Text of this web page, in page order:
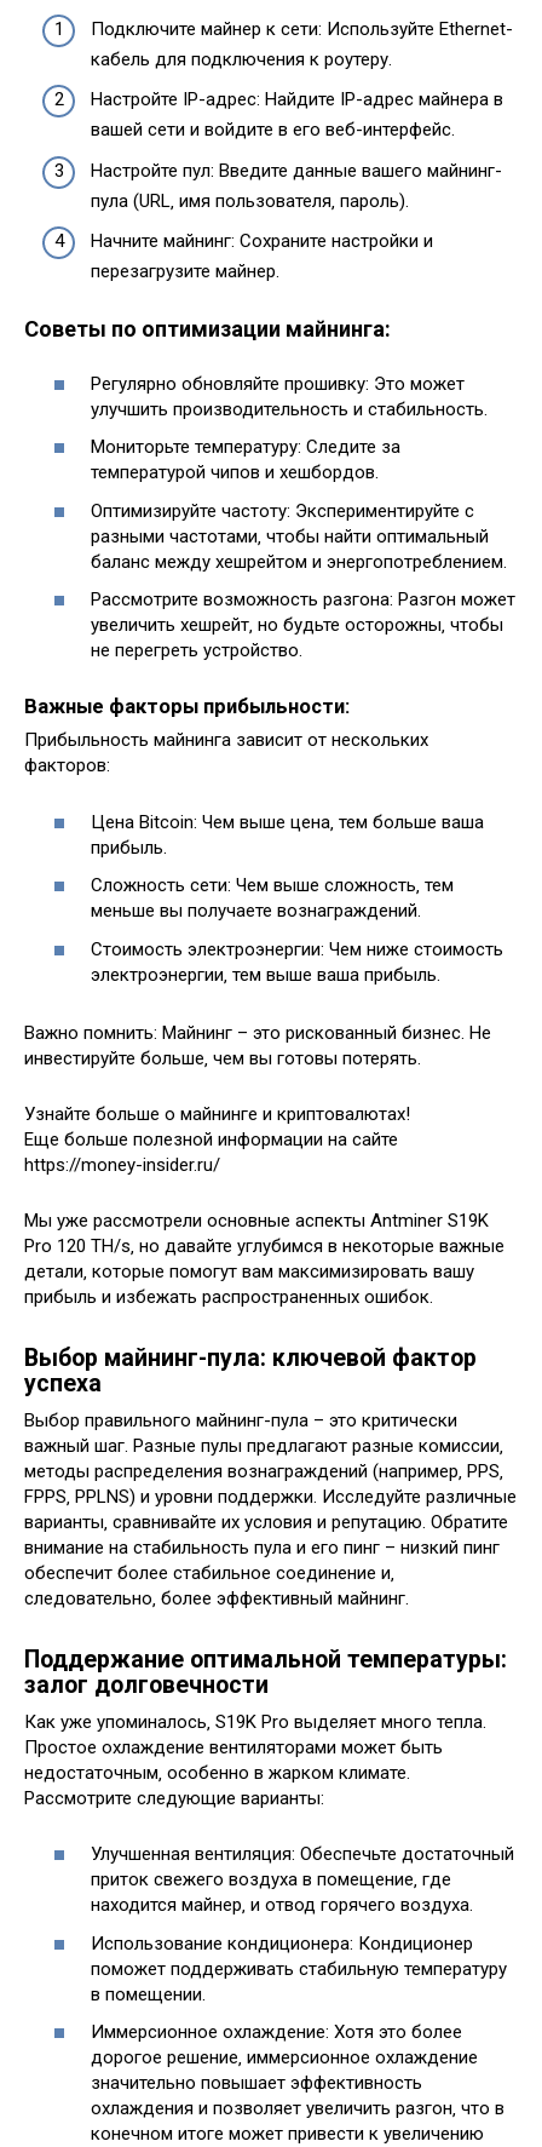
Подключите майнер к сети: Используйте Ethernet-
кабель для подключения к роутеру.
Настройте IP-адрес: Найдите IP-адрес майнера в
вашей сети и войдите в его веб-интерфейс.
Настройте пул: Введите данные вашего майнинг-
пула (URL‚ имя пользователя‚ пароль).
Начните майнинг: Сохраните настройки и
перезагрузите майнер.
Советы по оптимизации майнинга:
Регулярно обновляйте прошивку: Это может
улучшить производительность и стабильность.
Мониторьте температуру: Следите за
температурой чипов и хешбордов.
Оптимизируйте частоту: Экспериментируйте с
разными частотами‚ чтобы найти оптимальный
баланс между хешрейтом и энергопотреблением.
Рассмотрите возможность разгона: Разгон может
увеличить хешрейт‚ но будьте осторожны‚ чтобы
не перегреть устройство.
Важные факторы прибыльности:
Прибыльность майнинга зависит от нескольких
факторов:
Цена Bitcoin: Чем выше цена‚ тем больше ваша
прибыль.
Сложность сети: Чем выше сложность‚ тем
меньше вы получаете вознаграждений.
Стоимость электроэнергии: Чем ниже стоимость
электроэнергии‚ тем выше ваша прибыль.
Важно помнить: Майнинг – это рискованный бизнес. Не
инвестируйте больше‚ чем вы готовы потерять.
Узнайте больше о майнинге и криптовалютах!
Еще больше полезной информации на сайте
https://money-insider.ru/
Мы уже рассмотрели основные аспекты Antminer S19K
Pro 120 TH/s‚ но давайте углубимся в некоторые важные
детали‚ которые помогут вам максимизировать вашу
прибыль и избежать распространенных ошибок.
Выбор майнинг-пула: ключевой фактор
успеха
Выбор правильного майнинг-пула – это критически
важный шаг. Разные пулы предлагают разные комиссии‚
методы распределения вознаграждений (например‚ PPS‚
FPPS‚ PPLNS) и уровни поддержки. Исследуйте различные
варианты‚ сравнивайте их условия и репутацию. Обратите
внимание на стабильность пула и его пинг – низкий пинг
обеспечит более стабильное соединение и‚
следовательно‚ более эффективный майнинг.
Поддержание оптимальной температуры:
залог долговечности
Как уже упоминалось‚ S19K Pro выделяет много тепла.
Простое охлаждение вентиляторами может быть
недостаточным‚ особенно в жарком климате.
Рассмотрите следующие варианты:
Улучшенная вентиляция: Обеспечьте достаточный
приток свежего воздуха в помещение‚ где
находится майнер‚ и отвод горячего воздуха.
Использование кондиционера: Кондиционер
поможет поддерживать стабильную температуру
в помещении.
Иммерсионное охлаждение: Хотя это более
дорогое решение‚ иммерсионное охлаждение
значительно повышает эффективность
охлаждения и позволяет увеличить разгон‚ что в
конечном итоге может привести к увеличению